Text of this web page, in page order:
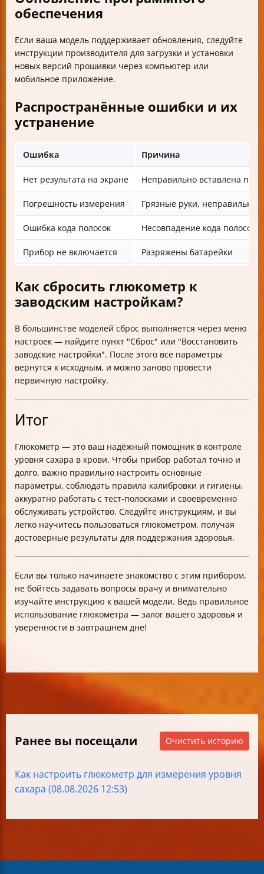
обеспечения
Если ваша модель поддерживает обновления, следуйте
инструкции производителя для загрузки и установки
новых версий прошивки через компьютер или
мобильное приложение.
Распространённые ошибки и их
устранение
Ошибка Причина
Нет результата на экране Неправильно вставлена
Погрешность измерения Грязные руки,
Ошибка кода полосок Несовпадение кода полосок
Прибор не включается Разряжены батарейки
Как сбросить глюкометр к
заводским настройкам?
В большинстве моделей сброс выполняется через меню
настроек — найдите пункт "Сброс" или "Восстановить
заводские настройки". После этого все параметры
вернутся к исходным, и можно заново провести
первичную настройку.
Итог
Глюкометр — это ваш надёжный помощник в контроле
уровня сахара в крови. Чтобы прибор работал точно и
долго, важно правильно настроить основные
параметры, соблюдать правила калибровки и гигиены,
аккуратно работать с тест-полосками и своевременно
обслуживать устройство. Следуйте инструкциям, и вы
легко научитесь пользоваться глюкометром, получая
достоверные результаты для поддержания здоровья.
Если вы только начинаете знакомство с этим прибором,
не бойтесь задавать вопросы врачу и внимательно
изучайте инструкцию к вашей модели. Ведь правильное
использование глюкометра — залог вашего здоровья и
уверенности в завтрашнем дне!
Ранее вы посещали Очистить историю
Как настроить глюкометр для измерения уровня
сахара (08.08.2026 12:53)